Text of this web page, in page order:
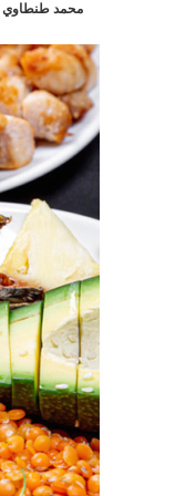
محمد طنطاوي